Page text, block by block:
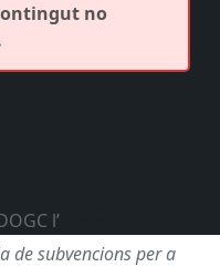
no
l’
de subvencions per a